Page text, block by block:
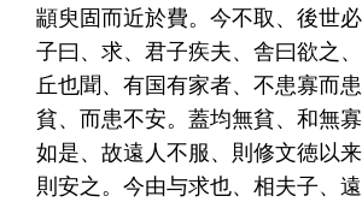
顓臾固而近於費。今不取、後世
子曰、求、君子疾夫、舎曰欲之、
丘也聞、有国有家者、不患寡而
貧、而患不安。蓋均無貧、和無
如是、故遠人不服、則修文徳以来
則安之。今由与求也、相夫子、